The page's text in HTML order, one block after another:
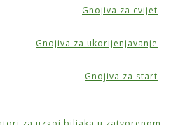
Gnojiva za cvijet
Gnojiva za ukorijenjavanje
Gnojiva za start
za uzgoj biljaka u zatvorenom